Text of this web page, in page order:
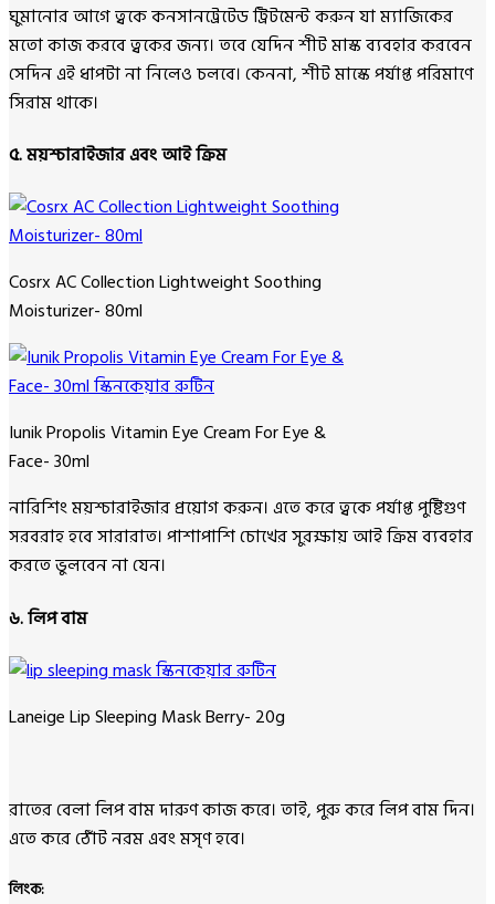
ঘুমানোর আগে ত্বকে কনসানট্রেটেড ট্রিটমেন্ট করুন যা ম্যাজিকের
মতো কাজ করবে ত্বকের জন্য। তবে যেদিন শীট মাস্ক ব্যবহার করবেন
সেদিন এই ধাপটা না নিলেও চলবে। কেননা, শীট মাস্কে পর্যাপ্ত পরিমাণে
সিরাম থাকে।
৫. ময়শ্চারাইজার এবং আই ক্রিম
Cosrx AC Collection Lightweight Soothing
Moisturizer- 80ml
Iunik Propolis Vitamin Eye Cream For Eye &
Face- 30ml
নারিশিং ময়শ্চারাইজার প্রয়োগ করুন। এতে করে ত্বকে পর্যাপ্ত পুষ্টিগুণ
সরবরাহ হবে সারারাত। পাশাপাশি চোখের সুরক্ষায় আই ক্রিম ব্যবহার
করতে ভুলবেন না যেন।
৬. লিপ বাম
Laneige Lip Sleeping Mask Berry- 20g
রাতের বেলা লিপ বাম দারুণ কাজ করে। তাই, পুরু করে লিপ বাম দিন।
এতে করে ঠোঁট নরম এবং মসৃণ হবে।
লিংক: